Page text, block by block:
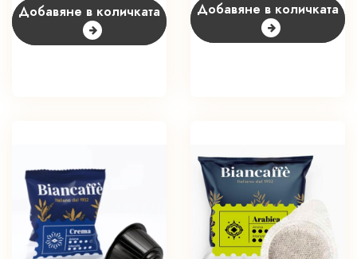
Добавяне в количката Добавяне в количката